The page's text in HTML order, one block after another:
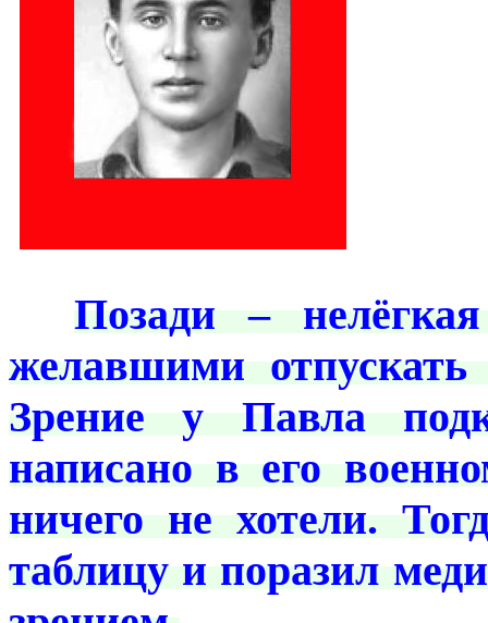
Позади –
желавшими отпускать
Зрение у Павла
написано в его
ничего не хотели.
таблицу и поразил